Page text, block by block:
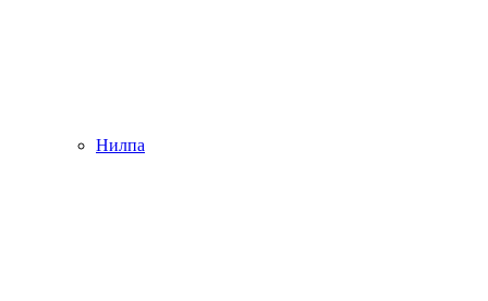
Нилпа